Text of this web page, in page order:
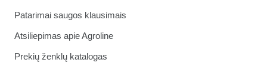
Patarimai saugos klausimais
Atsiliepimas apie Agroline
Prekių ženklų katalogas